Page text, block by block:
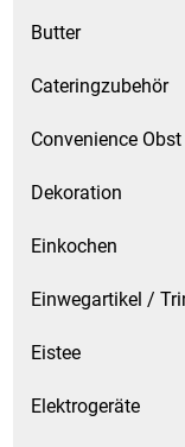
Butter
Cateringzubehör
Convenience
Dekoration
Einkochen
Einwegartikel /
Eistee
Elektrogeräte